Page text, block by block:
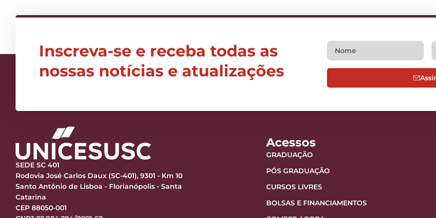
Inscreva-se e receba todas as
nossas notícias e atualizações
SEDE SC 401
Rodovia José Carlos Daux (SC-401), 9301 - Km 10
Santo Antônio de Lisboa - Florianópolis - Santa
Catarina
CEP 88050-001
Acessos
GRADUAÇÃO
PÓS GRADUAÇÃO
CURSOS LIVRES
BOLSAS E FINANCIAMENTOS